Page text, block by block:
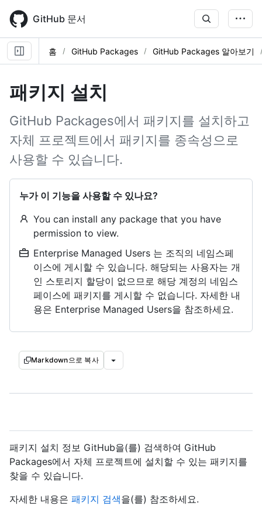
main
content
GitHub 문서
홈 GitHub Packages GitHub Packages 알아보기
패키지 설치
GitHub Packages에서 패키지를 설치하고
자체 프로젝트에서 패키지를 종속성으로
사용할 수 있습니다.
누가 이 기능을 사용할 수 있나요?
You can install any package that you have
permission to view.
Enterprise Managed Users 는 조직의 네임스페
이스에 게시할 수 있습니다. 해당되는 사용자는 개
인 스토리지 할당이 없으므로 해당 계정의 네임스
페이스에 패키지를 게시할 수 없습니다. 자세한 내
용은 Enterprise Managed Users을 참조하세요.
Markdown으로 복사
패키지 설치 정보 GitHub을(를) 검색하여 GitHub
Packages에서 자체 프로젝트에 설치할 수 있는 패키지를
찾을 수 있습니다.
자세한 내용은 패키지 검색을(를) 참조하세요.